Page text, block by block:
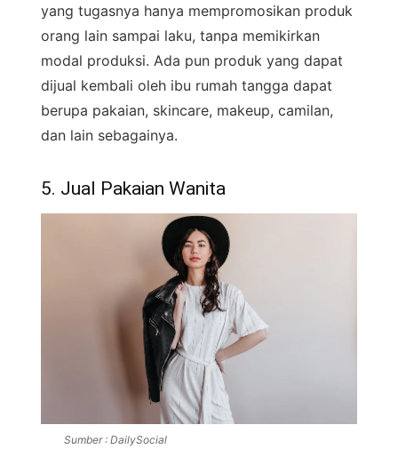
yang tugasnya hanya mempromosikan produk
orang lain sampai laku, tanpa memikirkan
modal produksi. Ada pun produk yang dapat
dijual kembali oleh ibu rumah tangga dapat
berupa pakaian, skincare, makeup, camilan,
dan lain sebagainya.
5. Jual Pakaian Wanita
Sumber : DailySocial